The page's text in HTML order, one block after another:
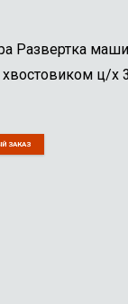
Развертка
ц/х
ЗАКАЗ